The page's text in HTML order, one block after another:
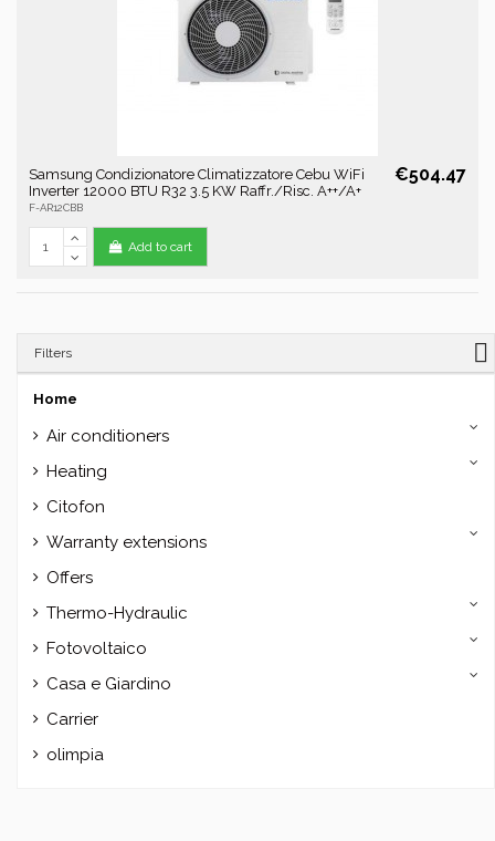
Samsung Condizionatore Climatizzatore Cebu WiFi
Inverter 12000 BTU R32 3.5 KW Raffr./Risc. A++/A+
F-AR12CBB
€504.47
Add to cart
Filters
Home
Air conditioners
Heating
Citofon
Warranty extensions
Offers
Thermo-Hydraulic
Fotovoltaico
Casa e Giardino
Carrier
olimpia